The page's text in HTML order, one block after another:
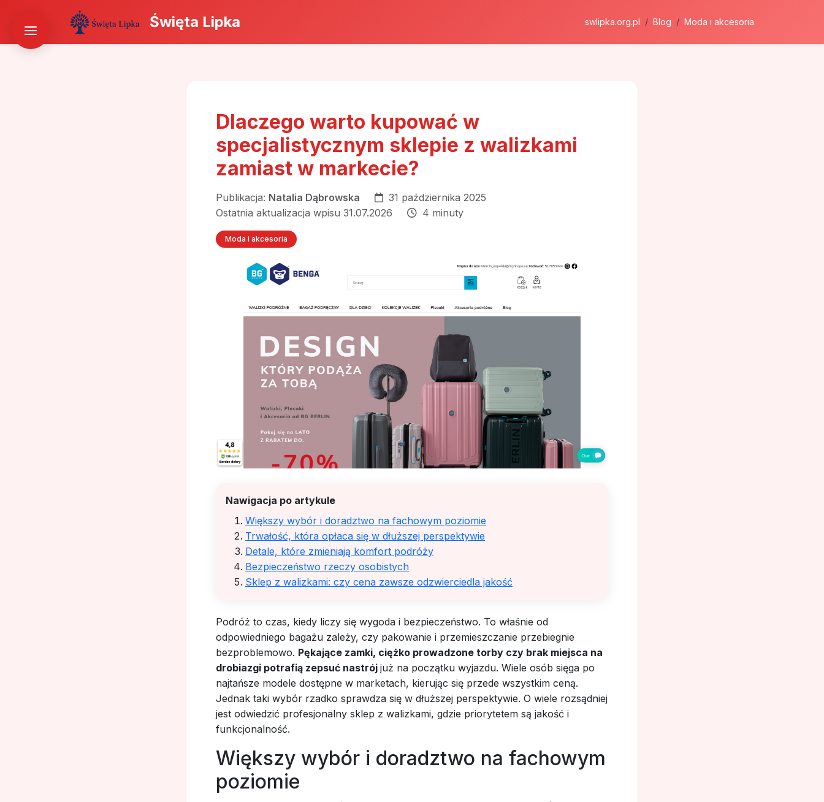
Święta Lipka swlipka.org.pl Blog Moda i akcesoria
Dlaczego warto kupować w
specjalistycznym sklepie z walizkami
zamiast w markecie?
Publikacja: Natalia Dąbrowska
31 października 2025
Ostatnia aktualizacja wpisu 31.07.2026
4 minuty
Moda i akcesoria
Nawigacja po artykule
Większy wybór i doradztwo na fachowym poziomie
Trwałość, która opłaca się w dłuższej perspektywie
Detale, które zmieniają komfort podróży
Bezpieczeństwo rzeczy osobistych
Sklep z walizkami: czy cena zawsze odzwierciedla jakość
Podróż to czas, kiedy liczy się wygoda i bezpieczeństwo. To właśnie od
odpowiedniego bagażu zależy, czy pakowanie i przemieszczanie przebiegnie
bezproblemowo. Pękające zamki, ciężko prowadzone torby czy brak miejsca na
drobiazgi potrafią zepsuć nastrój już na początku wyjazdu. Wiele osób sięga po
najtańsze modele dostępne w marketach, kierując się przede wszystkim ceną.
Jednak taki wybór rzadko sprawdza się w dłuższej perspektywie. O wiele rozsądniej
jest odwiedzić profesjonalny sklep z walizkami, gdzie priorytetem są jakość i
funkcjonalność.
Większy wybór i doradztwo na fachowym
poziomie